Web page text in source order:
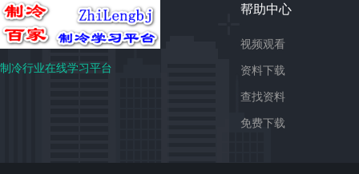
制冷行业在线学习平台
帮助中心
视频观看
资料下载
查找资料
免费下载